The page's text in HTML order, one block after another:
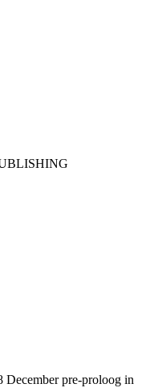
December pre-proloog in